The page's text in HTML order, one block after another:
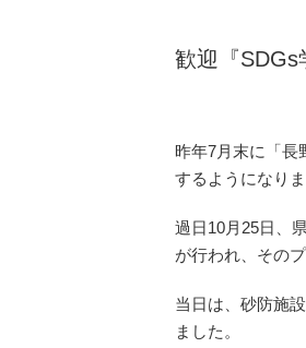
歓迎『SDGs
昨年7月末に「長
するようになりま
過日10月25日、
が行われ、その
当日は、砂防施
ました。